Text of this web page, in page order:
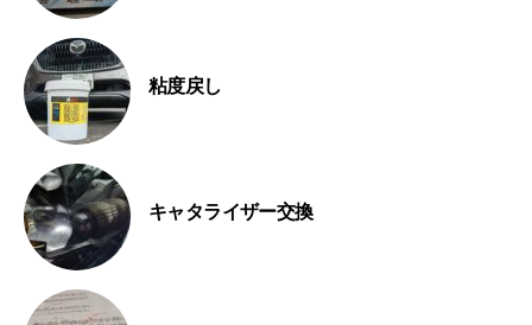
粘度戻し
キャタライザー交換